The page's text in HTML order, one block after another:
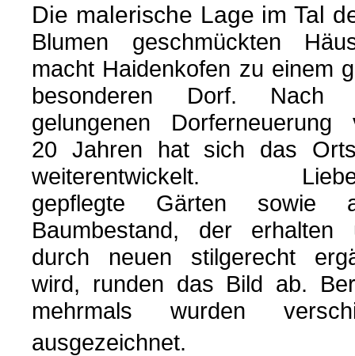
Die malerische Lage im Tal
Blumen geschmückten
macht Haidenkofen zu einem
besonderen Dorf. Nach
gelungenen Dorferneuerung
20 Jahren hat sich das
weiterentwickelt.
gepflegte Gärten sowie
Baumbestand, der erhalten
durch neuen stilgerecht
wird, runden das Bild ab.
mehrmals wurden
ausgezeichnet.